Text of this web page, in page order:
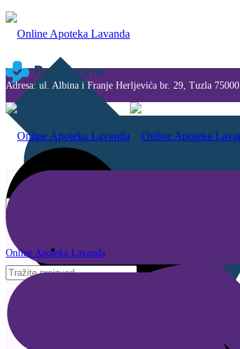
Adresa: ul. Albina i Franje Herljevića br. 29, Tuzla 75000
Savjeti i novosti
Online Apoteka Lavanda